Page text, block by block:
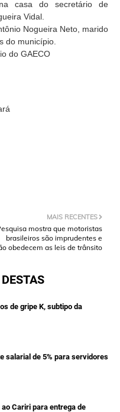
casa do secretário de
Vidal.
Nogueira Neto, marido
do município.
do GAECO
MAIS RECENTES
mostra que motoristas
brasileiros são imprudentes e
obedecem as leis de trânsito
de gripe K, subtipo da
salarial de 5% para servidores
Cariri para entrega de